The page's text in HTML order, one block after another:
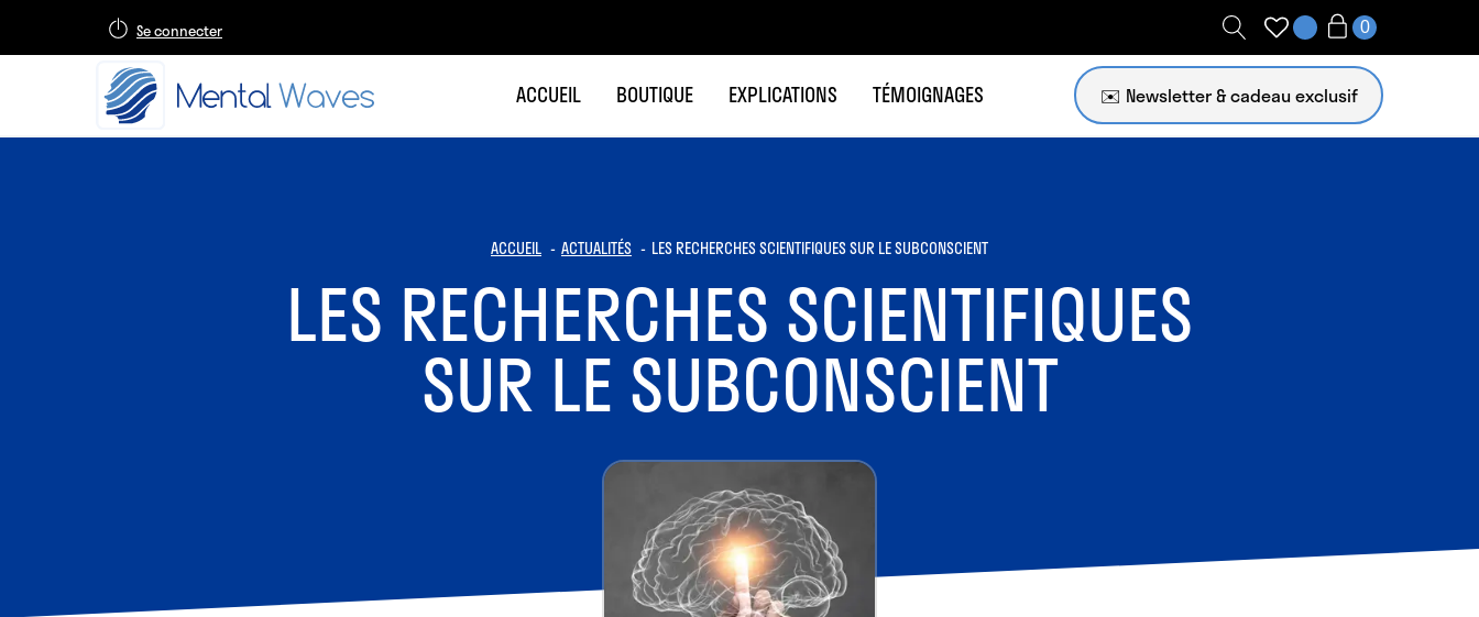
Se connecter
ACCUEIL BOUTIQUE EXPLICATIONS TÉMOIGNAGES ✉️ Newsletter
ACCUEIL ACTUALITÉS LES RECHERCHES SCIENTIFIQUES SUR LE SUBCONSCIENT
LES RECHERCHES SCIENTIFIQUES
SUR LE SUBCONSCIENT